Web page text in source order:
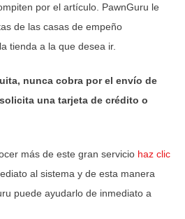
por el artículo. PawnGuru le
de las casas de empeño
tienda a la que desea ir.
nunca cobra por el envío de
una tarjeta de crédito o
más de este gran servicio haz clic
al sistema y de esta manera
puede ayudarlo de inmediato a